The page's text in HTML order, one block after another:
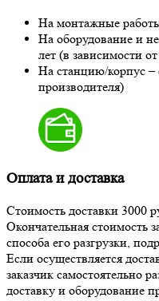
На монтажные
На оборудование и
лет (в зависимости
На станцию/корпус –
производителя)
Оплата и доставка
Стоимость доставки
Окончательная стоимость
способа его разгрузки,
Если осуществляется
заказчик самостоятельно
доставку и оборудование